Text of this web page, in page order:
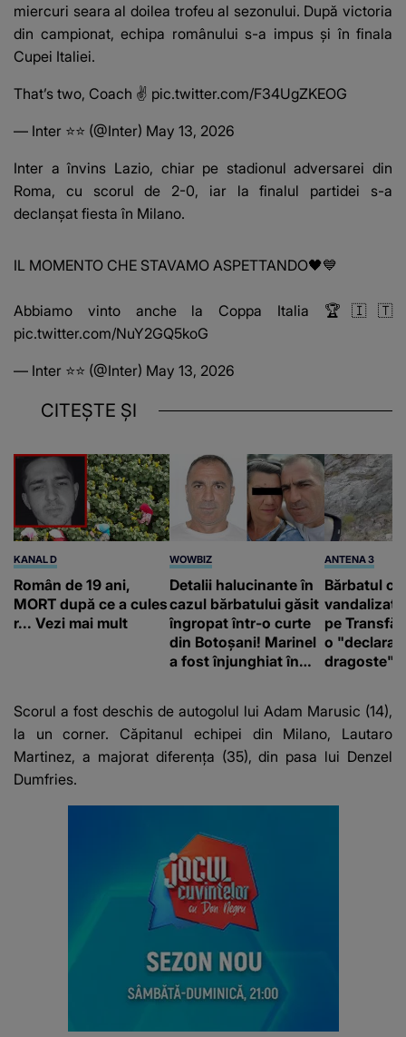
miercuri seara al doilea trofeu al sezonului. După victoria
din campionat, echipa românului s-a impus și în finala
Cupei Italiei.
That’s two, Coach ✌️ pic.twitter.com/F34UgZKEOG
— Inter ⭐⭐ (@Inter) May 13, 2026
Inter a învins Lazio, chiar pe stadionul adversarei din
Roma, cu scorul de 2-0, iar la finalul partidei s-a
declanșat fiesta în Milano.
IL MOMENTO CHE STAVAMO ASPETTANDO🖤💙
Abbiamo vinto anche la Coppa Italia 🏆🇮🇹
pic.twitter.com/NuY2GQ5koG
— Inter ⭐⭐ (@Inter) May 13, 2026
CITEȘTE ȘI
KANAL D
Român de 19 ani,
MORT după ce a cules
r... Vezi mai mult
WOWBIZ
Detalii halucinante în
cazul bărbatului găsit
îngropat într-o curte
din Botoșani! Marinel
a fost înjunghiat în
suspecți
ANTENA 3
Bărbatul
vandalizat
pe
o
dragoste"
Scorul a fost deschis de autogolul lui Adam Marusic (14),
la un corner. Căpitanul echipei din Milano, Lautaro
Martinez, a majorat diferența (35), din pasa lui Denzel
Dumfries.